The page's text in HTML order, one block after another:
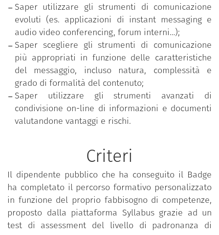
Saper utilizzare gli strumenti di comunicazione
evoluti (es. applicazioni di instant messaging e
audio video conferencing, forum interni…);
Saper scegliere gli strumenti di comunicazione
più appropriati in funzione delle caratteristiche
del messaggio, incluso natura, complessità e
grado di formalità del contenuto;
Saper utilizzare gli strumenti avanzati di
condivisione on-line di informazioni e documenti
valutandone vantaggi e rischi.
Criteri
Il dipendente pubblico che ha conseguito il Badge
ha completato il percorso formativo personalizzato
in funzione del proprio fabbisogno di competenze,
proposto dalla piattaforma Syllabus grazie ad un
test di assessment del livello di padronanza di